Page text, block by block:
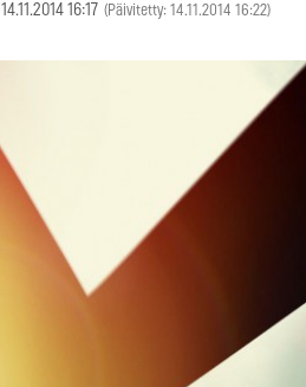
14.11.2014 16:17 (Päivitetty: 14.11.2014 16:22)